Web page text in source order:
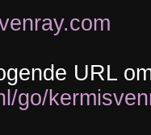
URL
go/